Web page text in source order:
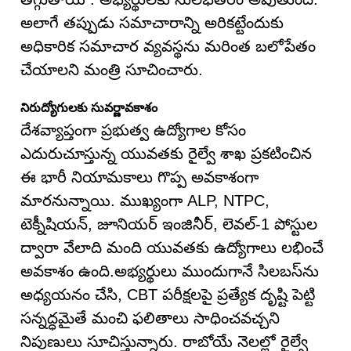
అలాగే తప్పుడు సమాచారాన్ని అరికట్టేందుకు
అధికారిక సమాచార వ్యవస్థను మరింత బలోపేతం
చేయాలని మంత్రి సూచించారు.
నిరుద్యోగులకు సువర్ణావకాశం
దేశవ్యాప్తంగా ప్రభుత్వ ఉద్యోగాల కోసం
ఎదురుచూస్తున్న యువతకు రైల్వే శాఖ ప్రకటించిన
ఈ భారీ నియామకాలు గొప్ప అవకాశంగా
మారనున్నాయి. ముఖ్యంగా ALP, NTPC,
టెక్నీషియన్, జూనియర్ ఇంజినీర్, లెవల్-1 పోస్టుల
ద్వారా వేలాది మంది యువతకు ఉద్యోగాలు లభించే
అవకాశం ఉంది.అభ్యర్థులు ముందుగానే సిలబస్‌ను
అధ్యయనం చేసి, CBT పరీక్షలపై ప్రత్యేక దృష్టి పెట్టి
సన్నద్ధమైతే మంచి ఫలితాలు సాధించవచ్చని
నిపుణులు సూచిస్తున్నారు. రాబోయే నెలల్లో రైల్వే